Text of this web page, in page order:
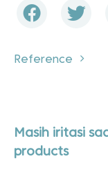
Reference
Masih iritasi
products